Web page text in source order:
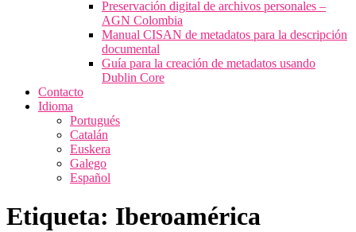
Preservación digital de archivos personales –
AGN Colombia
Manual CISAN de metadatos para la descripción
documental
Guía para la creación de metadatos usando
Dublin Core
Contacto
Idioma
Portugués
Catalán
Euskera
Galego
Español
Etiqueta: Iberoamérica